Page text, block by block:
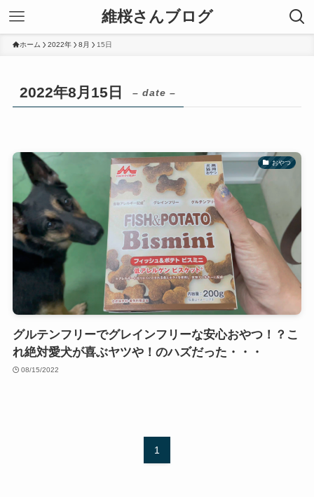
維桜さんブログ
ホーム 2022年 8月 15日
2022年8月15日 – date –
おやつ
グルテンフリーでグレインフリーな安心おやつ！？こ
れ絶対愛犬が喜ぶヤツや！のハズだった・・・
08/15/2022
1